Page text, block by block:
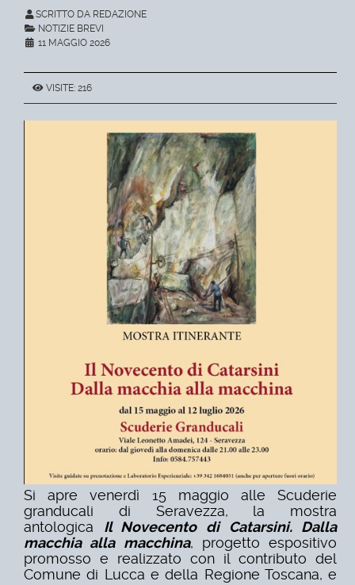
SCRITTO DA REDAZIONE
NOTIZIE BREVI
11 MAGGIO 2026
VISITE: 216
Si apre venerdì 15 maggio alle Scuderie
granducali di Seravezza, la mostra
antologica Il Novecento di Catarsini. Dalla
macchia alla macchina, progetto espositivo
promosso e realizzato con il contributo del
Comune di Lucca e della Regione Toscana, e